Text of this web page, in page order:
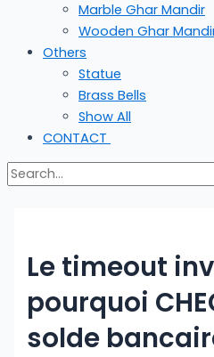
Marble Ghar Mandir
Wooden Ghar
Others
Statue
Brass Bells
Show All
CONTACT
Le timeout
pourquoi
solde